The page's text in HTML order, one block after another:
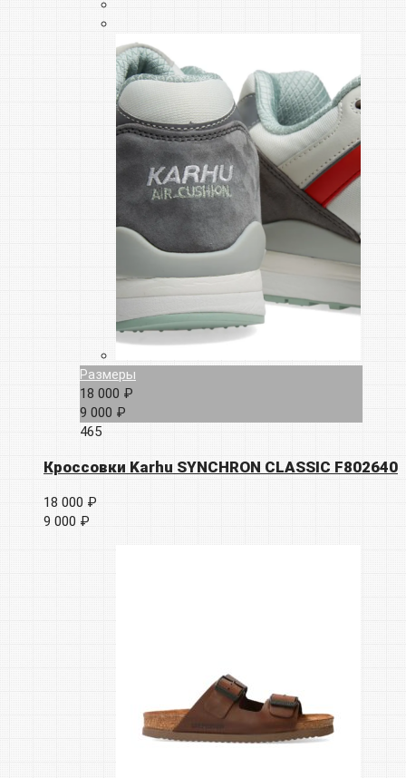
Размеры
18 000 ₽
9 000 ₽
465
Кроссовки Karhu SYNCHRON CLASSIC F802640
18 000 ₽
9 000 ₽